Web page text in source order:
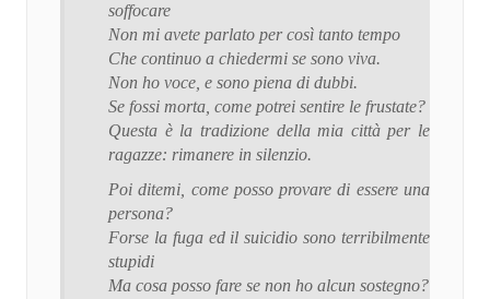
soffocare
Non mi avete parlato per così tanto tempo
Che continuo a chiedermi se sono viva.
Non ho voce, e sono piena di dubbi.
Se fossi morta, come potrei sentire le frustate?
Questa è la tradizione della mia città per le
ragazze: rimanere in silenzio.
Poi ditemi, come posso provare di essere una
persona?
Forse la fuga ed il suicidio sono terribilmente
stupidi
Ma cosa posso fare se non ho alcun sostegno?